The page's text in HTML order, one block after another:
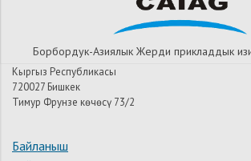
Борбордук-Азиялык Жерди прикладдык
Кыргыз Республикасы
720027 Бишкек
Тимур Фрунзе көчөсү 73/2
Байланыш